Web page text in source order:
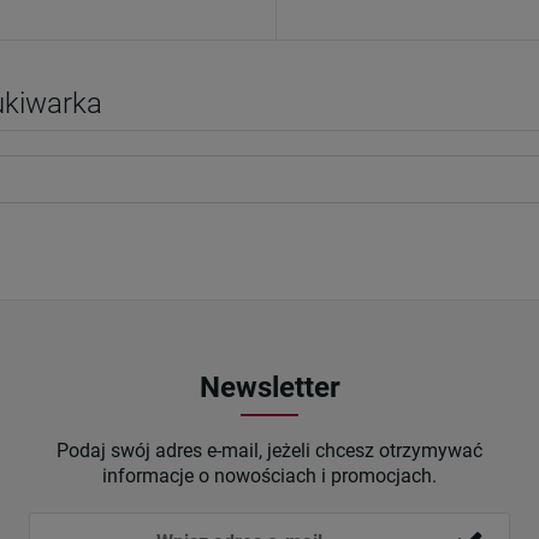
Newsletter
Podaj swój adres e-mail, jeżeli chcesz otrzymywać
informacje o nowościach i promocjach.